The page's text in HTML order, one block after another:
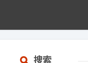
搜索